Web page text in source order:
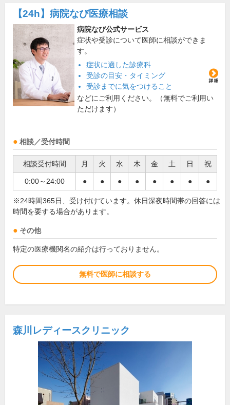
【24h】 病院なび医療相談
病院なび公式サービス
症状や受診について医師に相談ができま
す。
症状に適した診療科
受診の目安・タイミング
受診までに気をつけること
などにご利用ください。（無料でご利用い
ただけます）
相談／受付時間
相談受付時間 月 火 水 木 金 土 日 祝
0:00～24:00 ● ● ● ● ● ● ● ●
※24時間365日、受け付けています。休日深夜時間帯の回答には
時間を要する場合があります。
その他
特定の医療機関名の紹介は行っておりません。
無料で医師に相談する
森川レディースクリニック